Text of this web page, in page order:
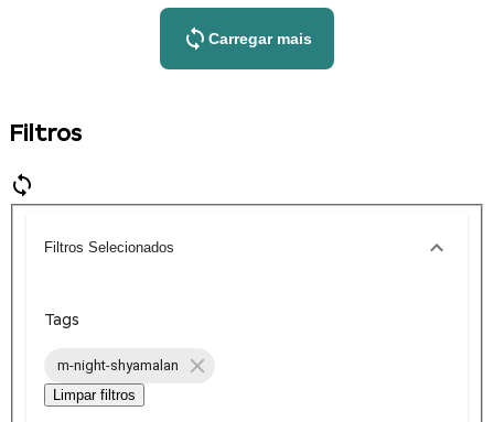
Carregar mais
Filtros
Filtros Selecionados
Tags
m-night-shyamalan
Limpar filtros